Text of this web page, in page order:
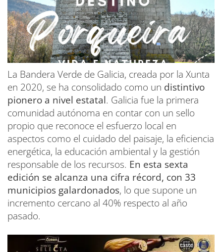
La Bandera Verde de Galicia, creada por la Xunta
en 2020, se ha consolidado como un distintivo
pionero a nivel estatal. Galicia fue la primera
comunidad autónoma en contar con un sello
propio que reconoce el esfuerzo local en
aspectos como el cuidado del paisaje, la eficiencia
energética, la educación ambiental y la gestión
responsable de los recursos. En esta sexta
edición se alcanza una cifra récord, con 33
municipios galardonados, lo que supone un
incremento cercano al 40% respecto al año
pasado.